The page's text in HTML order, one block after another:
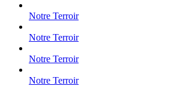
Notre Terroir
Notre Terroir
Notre Terroir
Notre Terroir